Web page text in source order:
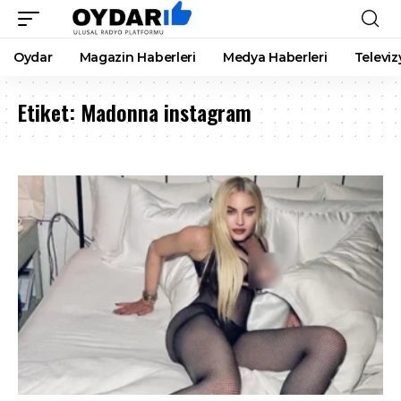
Oydar Magazin Haberleri Medya Haberleri
Etiket: Madonna instagram